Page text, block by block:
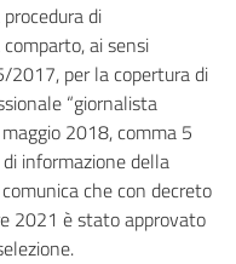
di
ai sensi
2017, per la copertura di
“giornalista
2018, comma 5
informazione della
che con decreto
2021 è stato approvato